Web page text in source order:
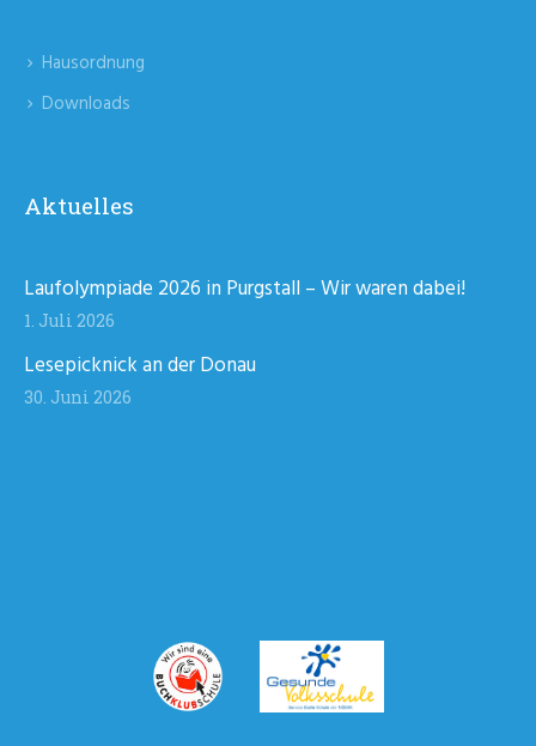
Hausordnung
Downloads
Aktuelles
Laufolympiade 2026 in Purgstall – Wir waren dabei!
1. Juli 2026
Lesepicknick an der Donau
30. Juni 2026